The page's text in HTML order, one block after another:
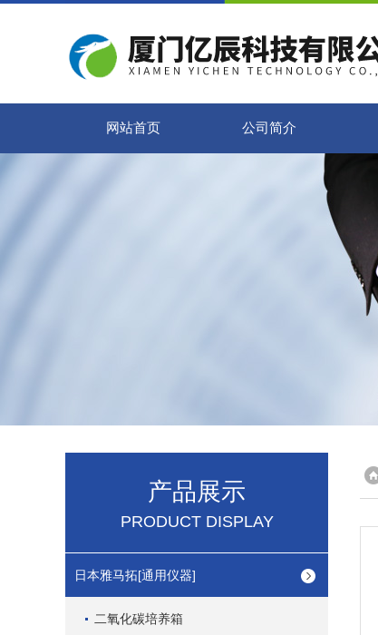
网站首页 公司简介
产品展示
PRODUCT DISPLAY
日本雅马拓[通用仪器]
二氧化碳培养箱